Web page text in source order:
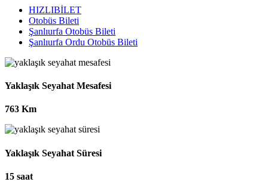
HIZLIBİLET
Otobüs Bileti
Şanlıurfa Otobüs Bileti
Şanlıurfa Ordu Otobüs Bileti
Yaklaşık Seyahat Mesafesi
763 Km
Yaklaşık Seyahat Süresi
15 saat